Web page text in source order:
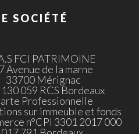
SOCIÉTÉ
FCI PATRIMOINE
Avenue de la marne
33700 Mérignac
059 RCS Bordeaux
Professionnelle
sur immeuble et fonds
n°CPI 3301 2017 000